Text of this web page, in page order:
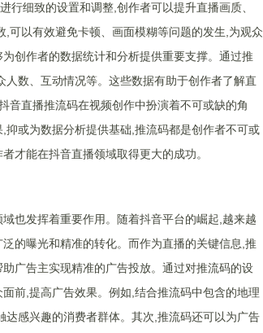
行细致的设置和调整,创作者可以提升直播画质、
可以有效避免卡顿、画面模糊等问题的发生,为观众
创作者的数据统计和分析提供重要支撑。通过推
数、互动情况等。这些数据有助于创作者了解直
音直播推流码在视频创作中扮演着不可或缺的角
或为数据分析提供基础,推流码都是创作者不可或
才能在抖音直播领域取得更大的成功。
也发挥着重要作用。随着抖音平台的崛起,越来越
的曝光和精准的转化。而作为直播的关键信息,推
广告主实现精准的广告投放。通过对推流码的设
前,提高广告效果。例如,结合推流码中包含的地理
感兴趣的消费者群体。其次,推流码还可以为广告